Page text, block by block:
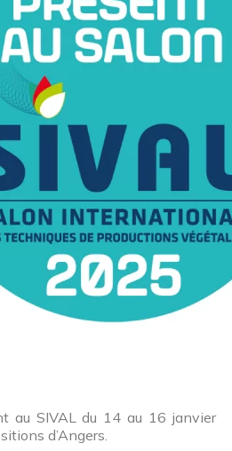
au SIVAL du 14 au 16 janvier
d’Angers.